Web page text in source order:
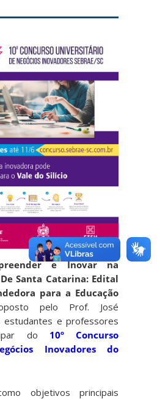
e Inovar na
Santa Catarina: Edital
para a Educação
pelo Prof. José
estudantes e professores
do 10º Concurso
Inovadores do
objetivos principais